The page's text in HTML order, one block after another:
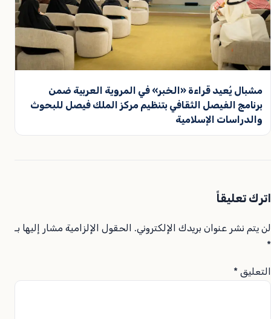
مشبال يُعيد قراءة «الخبر» في المروية العربية ضمن
برنامج الفيصل الثقافي بتنظيم مركز الملك فيصل للبحوث
والدراسات الإسلامية
اترك تعليقاً
لن يتم نشر عنوان بريدك الإلكتروني. الحقول الإلزامية مشار إليها بـ
*
التعليق *